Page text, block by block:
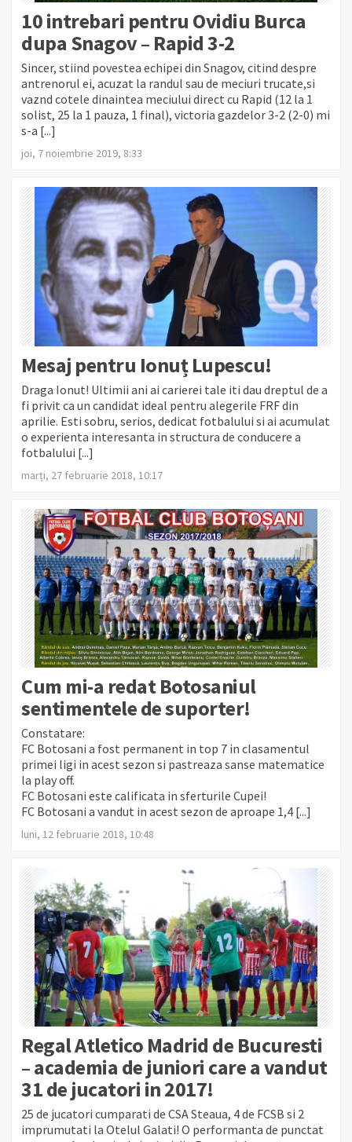
10 intrebari pentru Ovidiu Burca
dupa Snagov – Rapid 3-2
Sincer, stiind povestea echipei din Snagov, citind despre
antrenorul ei, acuzat la randul sau de meciuri trucate,si
vaznd cotele dinaintea meciului direct cu Rapid (12 la 1
solist, 25 la 1 pauza, 1 final), victoria gazdelor 3-2 (2-0) mi
s-a [...]
joi, 7 noiembrie 2019, 8:33
Mesaj pentru Ionuț Lupescu!
Draga Ionut! Ultimii ani ai carierei tale iti dau dreptul de a
fi privit ca un candidat ideal pentru alegerile FRF din
aprilie. Esti sobru, serios, dedicat fotbalului si ai acumulat
o experienta interesanta in structura de conducere a
fotbalului [...]
marți, 27 februarie 2018, 10:17
Cum mi-a redat Botosaniul
sentimentele de suporter!
Constatare:
FC Botosani a fost permanent in top 7 in clasamentul
primei ligi in acest sezon si pastreaza sanse matematice
la play off.
FC Botosani este calificata in sferturile Cupei!
FC Botosani a vandut in acest sezon de aproape 1,4 [...]
luni, 12 februarie 2018, 10:48
Regal Atletico Madrid de Bucuresti
– academia de juniori care a vandut
31 de jucatori in 2017!
25 de jucatori cumparati de CSA Steaua, 4 de FCSB si 2
imprumutati la Otelul Galati! O performanta de punctat